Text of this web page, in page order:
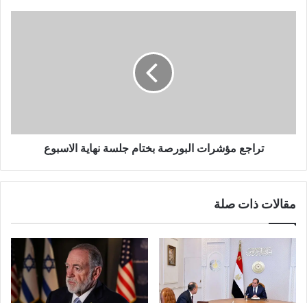
تراجع مؤشرات البورصة بختام جلسة نهاية الاسبوع
مقالات ذات صلة